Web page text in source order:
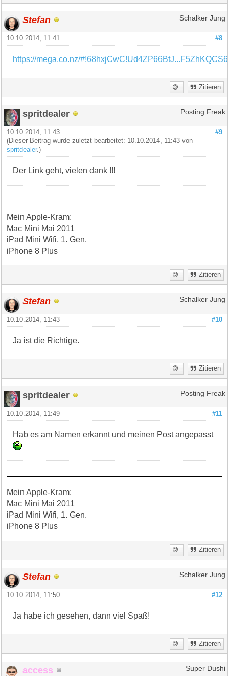
Stefan Schalker Jung
#8
10.10.2014, 11:41
https://mega.co.nz/
Zitieren
spritdealer Posting Freak
#9
10.10.2014, 11:43
(Dieser Beitrag wurde zuletzt bearbeitet: 10.10.2014, 11:43 von
spritdealer.)
Der Link geht, vielen dank !!!
Mein Apple-Kram:
Mac Mini Mai 2011
iPad Mini Wifi, 1. Gen.
iPhone 8 Plus
Zitieren
Stefan Schalker Jung
#10
10.10.2014, 11:43
Ja ist die Richtige.
Zitieren
spritdealer Posting Freak
#11
10.10.2014, 11:49
Hab es am Namen erkannt und meinen Post angepasst
Mein Apple-Kram:
Mac Mini Mai 2011
iPad Mini Wifi, 1. Gen.
iPhone 8 Plus
Zitieren
Stefan Schalker Jung
#12
10.10.2014, 11:50
Ja habe ich gesehen, dann viel Spaß!
Zitieren
access Super Dushi